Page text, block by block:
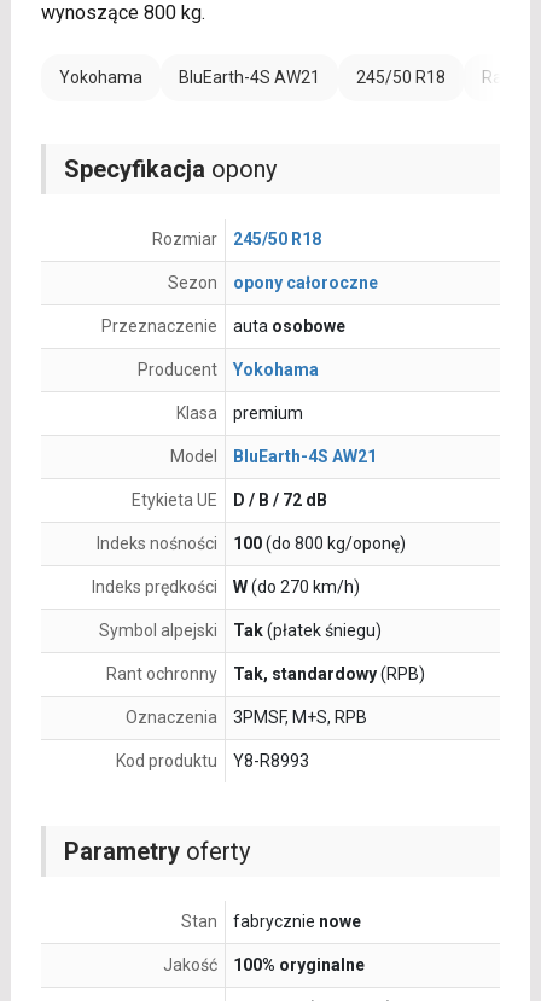
wynoszące 800 kg.
Yokohama BluEarth-4S AW21 245/50 R18 Rant
Parametryoferty
Stan fabrycznie nowe
Jakość 100% oryginalne
Specyfikacja opony
Rozmiar 245/50 R18
Sezon opony całoroczne
Przeznaczenie auta osobowe
Producent Yokohama
Klasa premium
Model BluEarth-4S AW21
Etykieta UE D / B / 72 dB
Indeks nośności 100(do 800 kg/oponę)
Indeks prędkości W(do 270 km/h)
Symbol alpejski Tak(płatek śniegu)
Rant ochronny Tak, standardowy(RPB)
Oznaczenia 3PMSF, M+S, RPB
Kod produktu Y8-R8993